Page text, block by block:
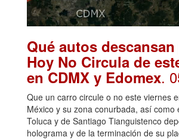
Qué autos
Hoy No Circula de
en CDMX y Edomex.
Que un carro circule o no este viernes
México y su zona conurbada, así como
Toluca y de Santiago Tianguistenco
holograma y de la terminación de su